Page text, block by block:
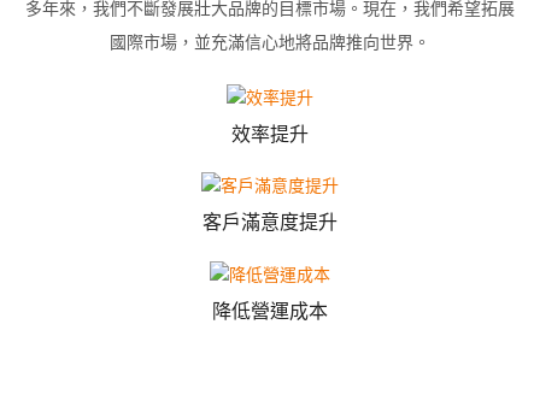
多年來，我們不斷發展壯大品牌的目標市場。現在，我們希望拓展
國際市場，並充滿信心地將品牌推向世界。
效率提升
客戶滿意度提升
降低營運成本